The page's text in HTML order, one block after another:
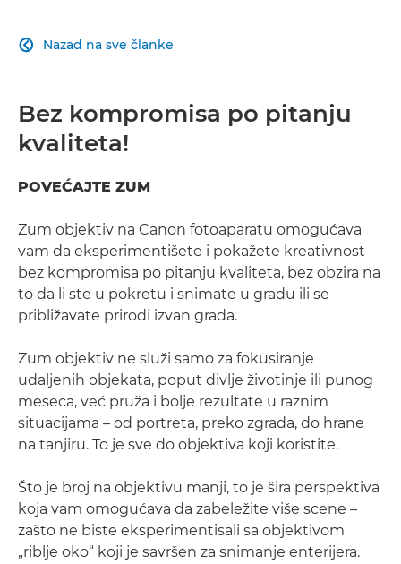
Nazad na sve članke

Bez kompromisa po pitanju
kvaliteta!
POVEĆAJTE ZUM
Zum objektiv na Canon fotoaparatu omogućava
vam da eksperimentišete i pokažete kreativnost
bez kompromisa po pitanju kvaliteta, bez obzira na
to da li ste u pokretu i snimate u gradu ili se
približavate prirodi izvan grada.
Zum objektiv ne služi samo za fokusiranje
udaljenih objekata, poput divlje životinje ili punog
meseca, već pruža i bolje rezultate u raznim
situacijama – od portreta, preko zgrada, do hrane
na tanjiru. To je sve do objektiva koji koristite.
Što je broj na objektivu manji, to je šira perspektiva
koja vam omogućava da zabeležite više scene –
zašto ne biste eksperimentisali sa objektivom
„riblje oko“ koji je savršen za snimanje enterijera.